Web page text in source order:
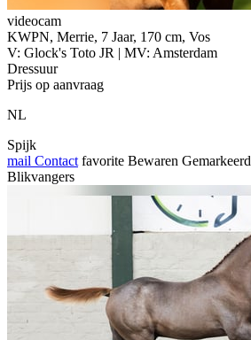
videocam
KWPN, Merrie, 7 Jaar, 170 cm, Vos
V: Glock's Toto JR | MV: Amsterdam
Dressuur
Prijs op aanvraag
NL
Spijk
mail Contact favorite Bewaren Gemarkeerd
Blikvangers